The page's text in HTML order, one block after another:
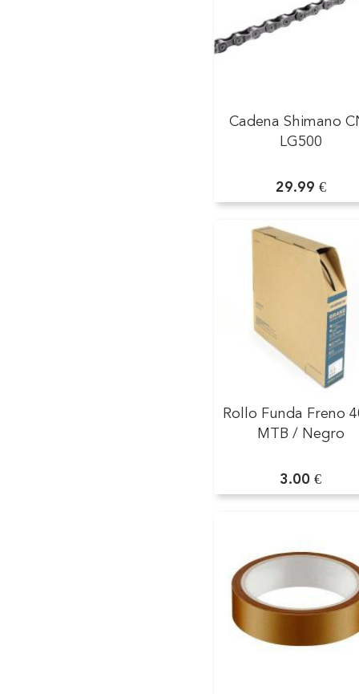
Cadena Shimano
LG500
29.99 €
Rollo Funda Freno
MTB / Negro
3.00 €